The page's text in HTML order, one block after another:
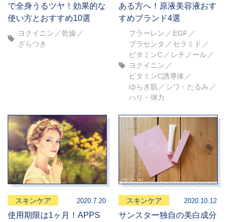
で全身うるツヤ！効果的な
使い方とおすすめ10選
ヨクイニン
乾燥
ざらつき
ある方へ！原液美容液おす
すめブランド4選
フラーレン
EGF
プラセンタ
セラミド
ビタミンC
レチノール
ヨクイニン
ビタミンC誘導体
ゆらぎ肌
シワ・たるみ
ハリ・弾力
スキンケア 2020.7.20
使用期限は1ヶ月！APPS
スキンケア 2020.10.12
サンスター独自の美白成分